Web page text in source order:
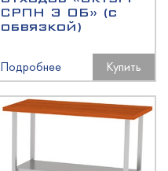
СРПН Э ОБ» (с
обвязкой)
Подробнее Купить